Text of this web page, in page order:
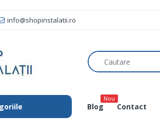
info@shopinstalatii.ro
Blog
Nou
Contact